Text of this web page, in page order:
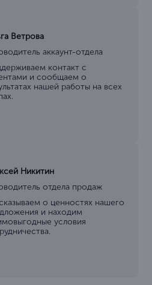
Ветрова
аккаунт-отдела
контакт с
и сообщаем о
нашей работы на всех
Никитин
отдела продаж
о ценностях нашего
и находим
условия